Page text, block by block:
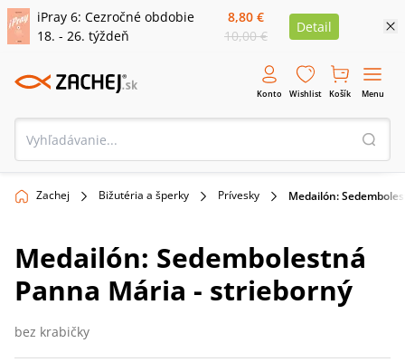
iPray 6: Cezročné obdobie
18. - 26. týždeň
8,80 €
10,00 €
Detail
Konto Wishlist Košík Menu
Zachej Bižutéria a šperky Prívesky Medailón:
Medailón: Sedembolestná
Panna Mária - strieborný
bez krabičky